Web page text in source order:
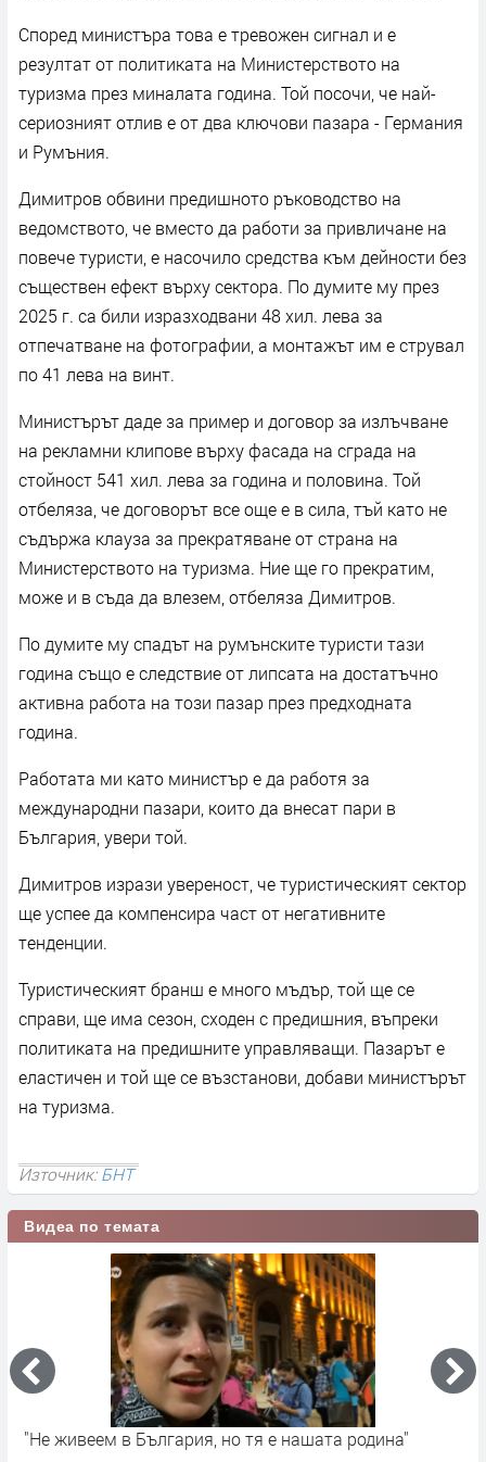
Според министъра това е тревожен сигнал и е
резултат от политиката на Министерството на
туризма през миналата година. Той посочи, че най-
сериозният отлив е от два ключови пазара - Германия
и Румъния.
Димитров обвини предишното ръководство на
ведомството, че вместо да работи за привличане на
повече туристи, е насочило средства към дейности без
съществен ефект върху сектора. По думите му през
2025 г. са били изразходвани 48 хил. лева за
отпечатване на фотографии, а монтажът им е струвал
по 41 лева на винт.
Министърът даде за пример и договор за излъчване
на рекламни клипове върху фасада на сграда на
стойност 541 хил. лева за година и половина. Той
отбеляза, че договорът все още е в сила, тъй като не
съдържа клауза за прекратяване от страна на
Министерството на туризма. Ние ще го прекратим,
може и в съда да влезем, отбеляза Димитров.
По думите му спадът на румънските туристи тази
година също е следствие от липсата на достатъчно
активна работа на този пазар през предходната
година.
Работата ми като министър е да работя за
международни пазари, които да внесат пари в
България, увери той.
Димитров изрази увереност, че туристическият сектор
ще успее да компенсира част от негативните
тенденции.
Туристическият бранш е много мъдър, той ще се
справи, ще има сезон, сходен с предишния, въпреки
политиката на предишните управляващи. Пазарът е
еластичен и той ще се възстанови, добави министърът
на туризма.
Източник:БНТ
Видеа по темата
"Не живеем в България, но тя е нашата родина"